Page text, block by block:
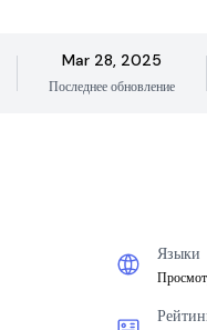
Mar 28, 2025
Последнее обновление
Языки